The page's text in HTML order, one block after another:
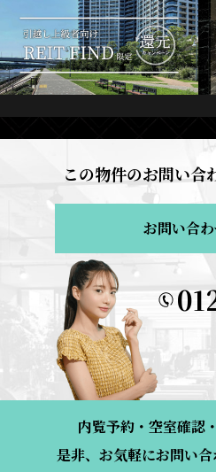
この物件のお問い合
お問い合
内覧予約・空室確認
是非、お気軽にお問い合